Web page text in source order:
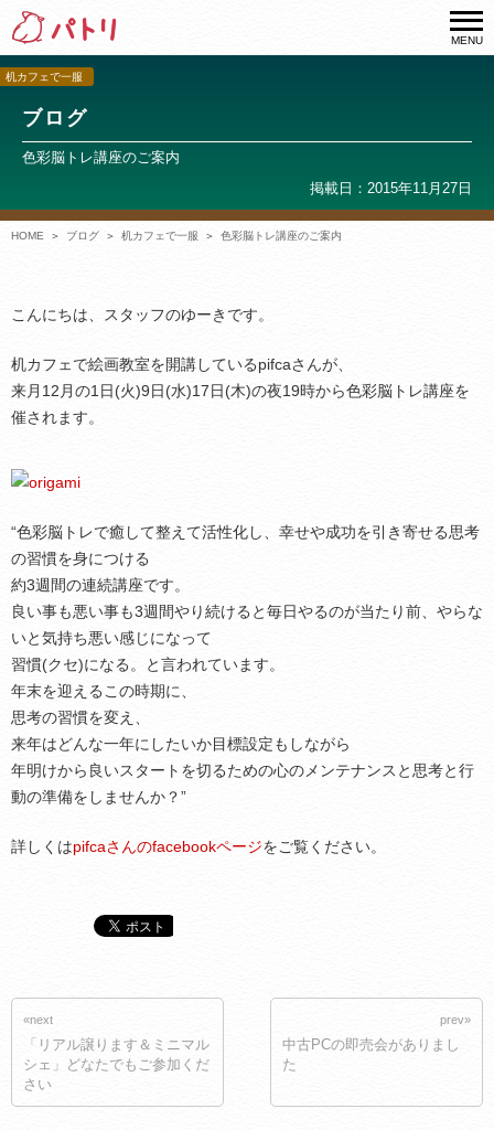
MENU
机カフェで一服
ブログ
色彩脳トレ講座のご案内
掲載日：2015年11月27日
HOME ブログ 机カフェで一服 色彩脳トレ講座のご案内
こんにちは、スタッフのゆーきです。
机カフェで絵画教室を開講しているpifcaさんが、
来月12月の1日(火)9日(水)17日(木)の夜19時から色彩脳トレ講座を
催されます。
“色彩脳トレで癒して整えて活性化し、幸せや成功を引き寄せる思考
の習慣を身につける
約3週間の連続講座です。
良い事も悪い事も3週間やり続けると毎日やるのが当たり前、やらな
いと気持ち悪い感じになって
習慣(クセ)になる。と言われています。
年末を迎えるこの時期に、
思考の習慣を変え、
来年はどんな一年にしたいか目標設定もしながら
年明けから良いスタートを切るための心のメンテナンスと思考と行
動の準備をしませんか？”
詳しくはpifcaさんのfacebookページをご覧ください。
«next
「リアル譲ります＆ミニマル
シェ」どなたでもご参加くだ
さい
prev»
中古PCの即売会がありまし
た